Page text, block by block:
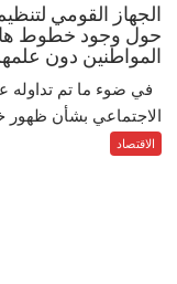
الجهاز القومي
حول وجود خطوط
المواطنين دون
في ضوء ما تم تداوله
الاجتماعي بشأن
الاقتصاد